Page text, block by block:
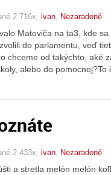
2 716x, ivan, Nezaradené
Matoviča na ta3, kde
do parlamentu, veď
chceme od takýchto, aké
alebo do
2 433x, ivan Nezaradené
a stretla melón melón